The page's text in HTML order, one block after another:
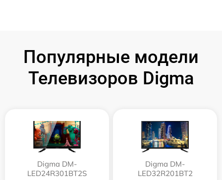
Популярные модели
Телевизоров Digma
Digma DM-
LED24R301BT2S
Digma DM-
LED32R201BT2